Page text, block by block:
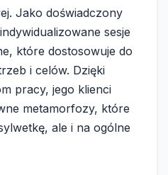
Jako doświadczony
sesje
które dostosowuje do
i celów. Dzięki
pracy, jego klienci
metamorfozy, które
ale i na ogólne